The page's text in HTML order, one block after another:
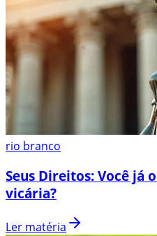
rio branco
Seus Direitos: Você já
vicária?
Ler matéria